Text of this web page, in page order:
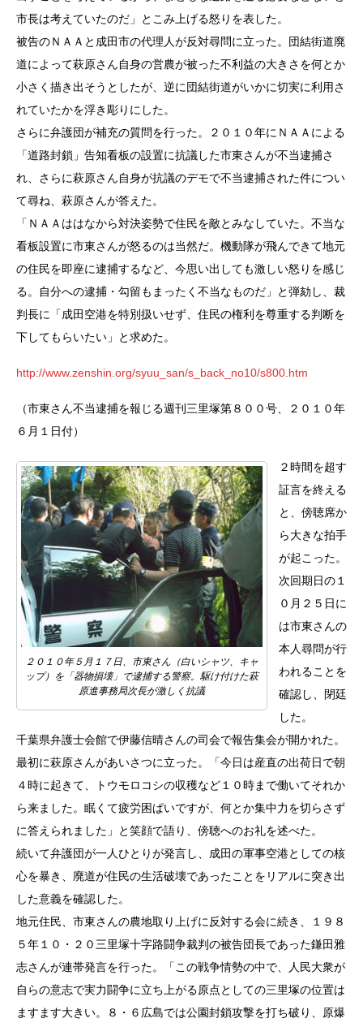
市長は考えていたのだ」とこみ上げる怒りを表した。
被告のＮＡＡと成田市の代理人が反対尋問に立った。団結街道廃
道によって萩原さん自身の営農が被った不利益の大きさを何とか
小さく描き出そうとしたが、逆に団結街道がいかに切実に利用さ
れていたかを浮き彫りにした。
さらに弁護団が補充の質問を行った。２０１０年にＮＡＡによる
「道路封鎖」告知看板の設置に抗議した市東さんが不当逮捕さ
れ、さらに萩原さん自身が抗議のデモで不当逮捕された件につい
て尋ね、萩原さんが答えた。
「ＮＡＡははなから対決姿勢で住民を敵とみなしていた。不当な
看板設置に市東さんが怒るのは当然だ。機動隊が飛んできて地元
の住民を即座に逮捕するなど、今思い出しても激しい怒りを感じ
る。自分への逮捕・勾留もまったく不当なものだ」と弾劾し、裁
判長に「成田空港を特別扱いせず、住民の権利を尊重する判断を
下してもらいたい」と求めた。
http://www.zenshin.org/syuu_san/s_back_no10/s800.htm
（市東さん不当逮捕を報じる週刊三里塚第８００号、２０１０年
６月１日付）
２０１０年５月１７日、市東さん（白いシャツ、キャ
ップ）を「器物損壊」で逮捕する警察。駆け付けた萩
原進事務局次長が激しく抗議
２時間を超す
証言を終える
と、傍聴席か
ら大きな拍手
が起こった。
次回期日の１
０月２５日に
は市東さんの
本人尋問が行
われることを
確認し、閉廷
した。
千葉県弁護士会館で伊藤信晴さんの司会で報告集会が開かれた。
最初に萩原さんがあいさつに立った。「今日は産直の出荷日で朝
４時に起きて、トウモロコシの収穫など１０時まで働いてそれか
ら来ました。眠くて疲労困ぱいですが、何とか集中力を切らさず
に答えられました」と笑顔で語り、傍聴へのお礼を述べた。
続いて弁護団が一人ひとりが発言し、成田の軍事空港としての核
心を暴き、廃道が住民の生活破壊であったことをリアルに突き出
した意義を確認した。
地元住民、市東さんの農地取り上げに反対する会に続き、１９８
５年１０・２０三里塚十字路闘争裁判の被告団長であった鎌田雅
志さんが連帯発言を行った。「この戦争情勢の中で、人民大衆が
自らの意志で実力闘争に立ち上がる原点としての三里塚の位置は
ますます大きい。８・６広島では公園封鎖攻撃を打ち破り、原爆